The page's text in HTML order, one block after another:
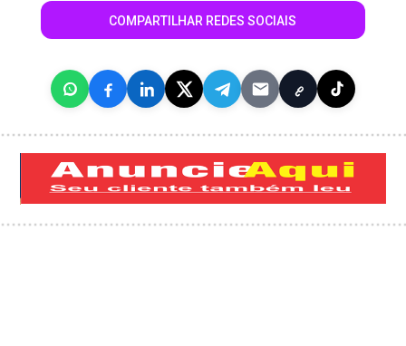
COMPARTILHAR REDES SOCIAIS